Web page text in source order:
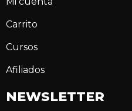
Carrito
Cursos
Afiliados
NEWSLETTER